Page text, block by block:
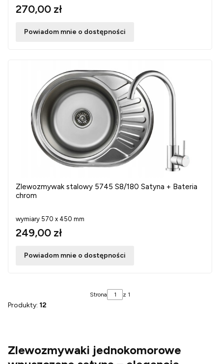
270,00 zł
Powiadom mnie o dostępności
Zlewozmywak stalowy 5745 S8/180 Satyna + Bateria
chrom
wymiary 570 x 450 mm
249,00 zł
Powiadom mnie o dostępności
Strona z 1
Produkty: 12
Zlewozmywaki jednokomorowe